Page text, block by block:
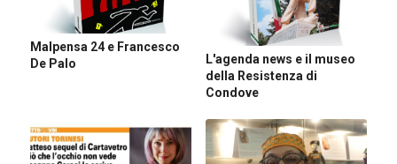
Malpensa 24 e Francesco
De Palo
L'agenda news e il museo
della Resistenza di
Condove